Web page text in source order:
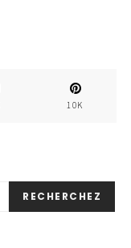
10K
RECHERCHEZ